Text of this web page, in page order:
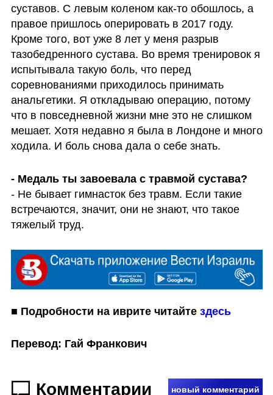
суставов. С левым коленом как-то обошлось, а
правое пришлось оперировать в 2017 году.
Кроме того, вот уже 8 лет у меня разрыв
тазобедренного сустава. Во время тренировок я
испытывала такую боль, что перед
соревнованиями приходилось принимать
анальгетики. Я откладываю операцию, потому
что в повседневной жизни мне это не слишком
мешает. Хотя недавно я была в Лондоне и много
ходила. И боль снова дала о себе знать.
- Медаль ты завоевала с травмой сустава?
- Не бывает гимнасток без травм. Если такие
встречаются, значит, они не знают, что такое
тяжелый труд.
■ Подробности на иврите читайте здесь
Перевод: Гай Франкович
Комментарии новый комментарий